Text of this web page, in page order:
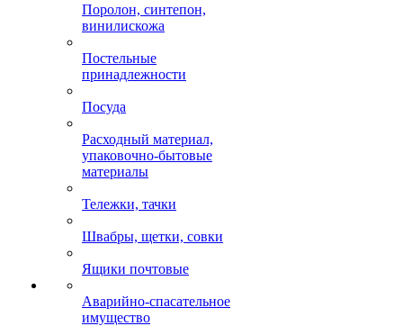
Поролон, синтепон,
винилискожа
Постельные
принадлежности
Посуда
Расходный материал,
упаковочно-бытовые
материалы
Тележки, тачки
Швабры, щетки, совки
Ящики почтовые
Аварийно-спасательное
имущество